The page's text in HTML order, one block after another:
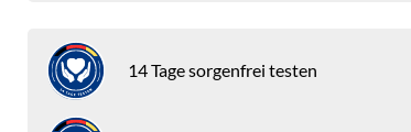
14 Tage sorgenfrei testen